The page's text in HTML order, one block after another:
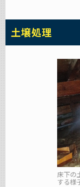
土壌処理
床下の
する様